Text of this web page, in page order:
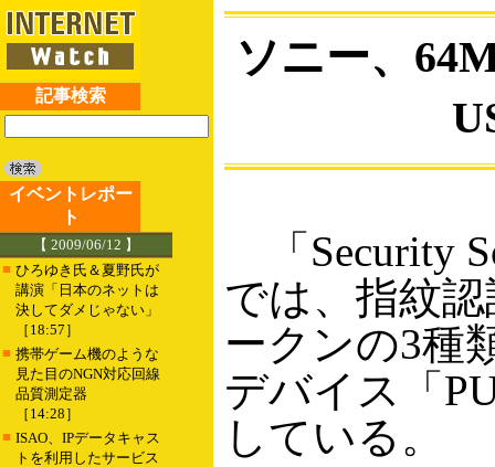
記事検索
イベントレポー
ト
【 2009/06/12 】
■ ひろゆき氏＆夏野氏が
講演「日本のネットは
決してダメじゃない」
［18:57］
■ 携帯ゲーム機のような
見た目のNGN対応回線
品質測定器
［14:28］
■ ISAO、IPデータキャス
トを利用したサービス
ソニー、
「Security
では、指紋
ークンの3種
デバイス「
している。